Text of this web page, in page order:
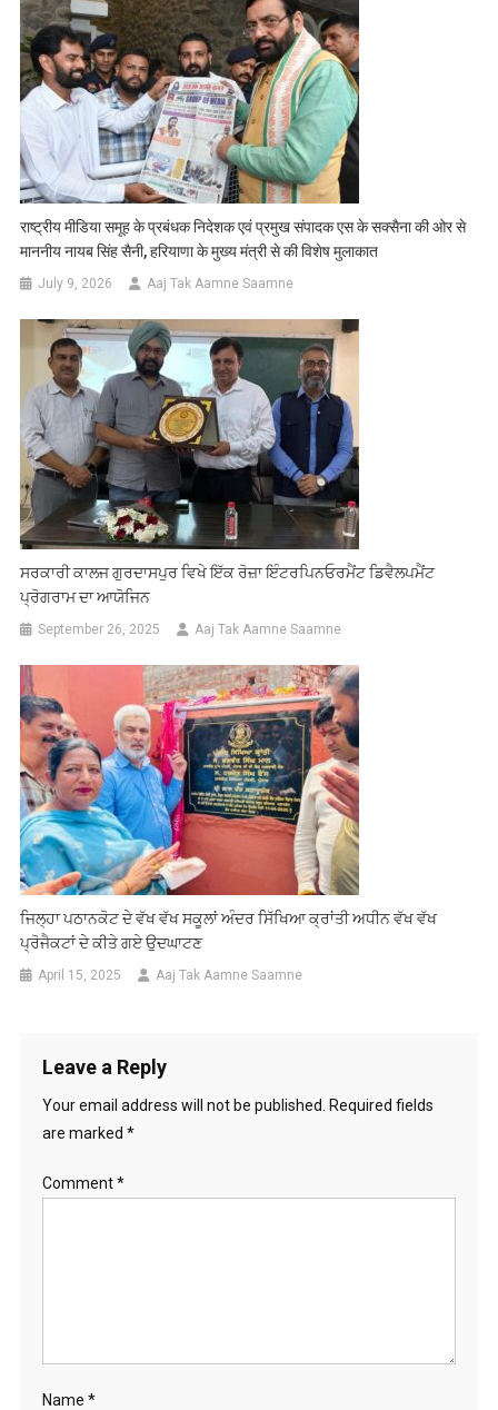
राष्ट्रीय मीडिया समूह के प्रबंधक निदेशक एवं प्रमुख संपादक एस के सक्सैना की ओर से
माननीय नायब सिंह सैनी, हरियाणा के मुख्य मंत्री से की विशेष मुलाकात
July 9, 2026 Aaj Tak Aamne Saamne
ਸਰਕਾਰੀ ਕਾਲਜ ਗੁਰਦਾਸਪੁਰ ਵਿਖੇ ਇੱਕ ਰੋਜ਼ਾ ਇੰਟਰਪਿਨਓਰਮੈਂਟ ਡਿਵੈਲਪਮੈਂਟ
ਪ੍ਰੋਗਰਾਮ ਦਾ ਆਯੋਜਿਨ
September 26, 2025 Aaj Tak Aamne Saamne
ਜਿਲ੍ਹਾ ਪਠਾਨਕੋਟ ਦੇ ਵੱਖ ਵੱਖ ਸਕੂਲਾਂ ਅੰਦਰ ਸਿੱਖਿਆ ਕ੍ਰਾਂਤੀ ਅਧੀਨ ਵੱਖ ਵੱਖ
ਪ੍ਰੋਜੈਕਟਾਂ ਦੇ ਕੀਤੇ ਗਏ ਉਦਘਾਟਣ
April 15, 2025 Aaj Tak Aamne Saamne
Leave a Reply
Your email address will not be published.
Required fields
are marked *
Comment*
Name *